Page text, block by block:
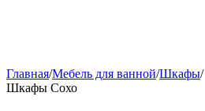
Главная/Мебель для ванной/Шкафы/
Шкафы Сохо